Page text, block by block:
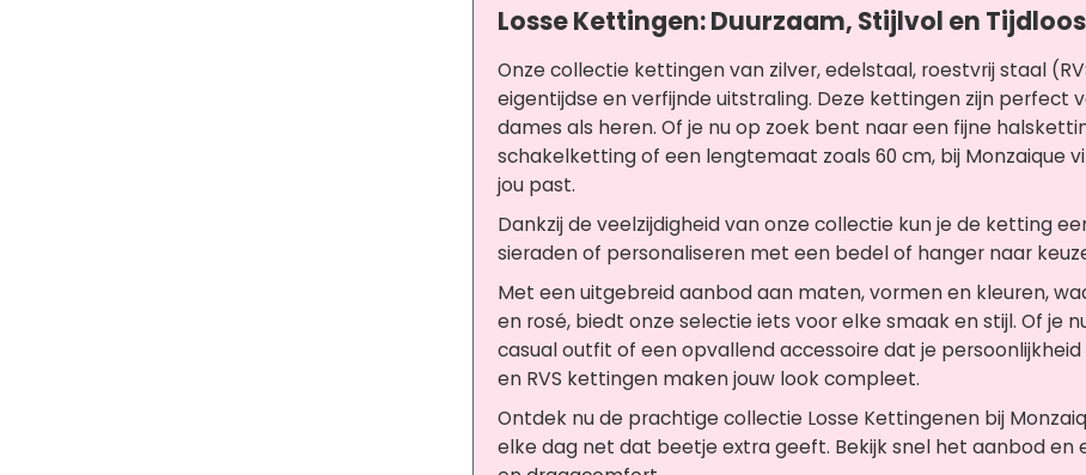
Losse Kettingen: Duurzaam, Stijlvol en Tijdloos
Onze collectie kettingen van zilver, edelstaal, roestvrij staal
eigentijdse en verfijnde uitstraling. Deze kettingen zijn perfect
dames als heren. Of je nu op zoek bent naar een fijne
schakelketting of een lengtemaat zoals 60 cm, bij Monzaique
jou past.
Dankzij de veelzijdigheid van onze collectie kun je de ketting
sieraden of personaliseren met een bedel of hanger naar
Met een uitgebreid aanbod aan maten, vormen en kleuren,
en rosé, biedt onze selectie iets voor elke smaak en stijl. Of je
casual outfit of een opvallend accessoire dat je
en RVS kettingen maken jouw look compleet.
Ontdek nu de prachtige collectie Losse Kettingenen bij
elke dag net dat beetje extra geeft. Bekijk snel het aanbod en